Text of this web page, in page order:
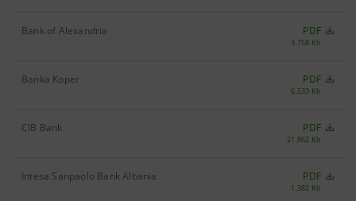
Bank of Alexandria PDF
3.758 Kb
Banka Koper PDF
6.533 Kb
CIB Bank PDF
21.862 Kb
Intesa Sanpaolo Bank Albania PDF
1.382 Kb